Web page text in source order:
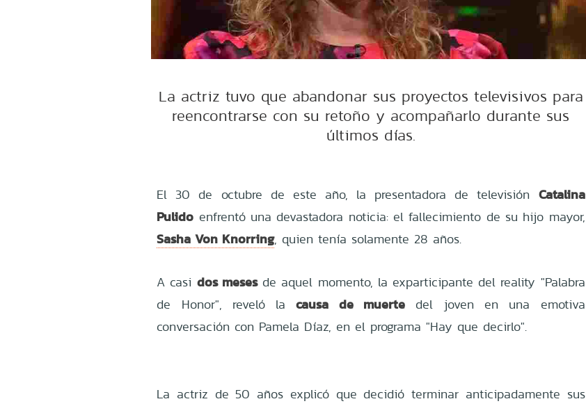
La actriz tuvo que abandonar sus proyectos televisivos para
reencontrarse con su retoño y acompañarlo durante sus
últimos días.
El 30 de octubre de este año, la presentadora de televisión Catalina
Pulido enfrentó una devastadora noticia: el fallecimiento de su hijo mayor,
Sasha Von Knorring, quien tenía solamente 28 años.
A casi dos mesesde aquel momento, la exparticipante del reality "Palabra
de Honor", reveló lacausa de muerte del joven en una emotiva
conversación con Pamela Díaz, en el programa "Hay que decirlo".
La actriz de 50 años explicó que decidió terminar anticipadamente sus